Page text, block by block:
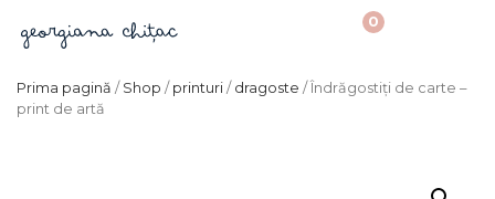
0
Prima pagină / Shop / printuri / dragoste / Îndrăgostiți de carte –
print de artă